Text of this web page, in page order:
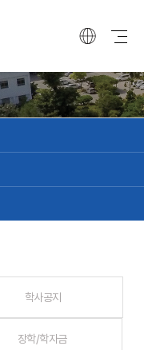
학사공지
장학/학자금